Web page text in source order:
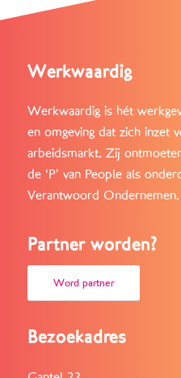
Werkwaardig
Werkwaardig is hét
en omgeving dat zich inzet
arbeidsmarkt. Zij
de ‘P’ van People als
Verantwoord Ondernemen.
Partner worden?
Word partner
Bezoekadres